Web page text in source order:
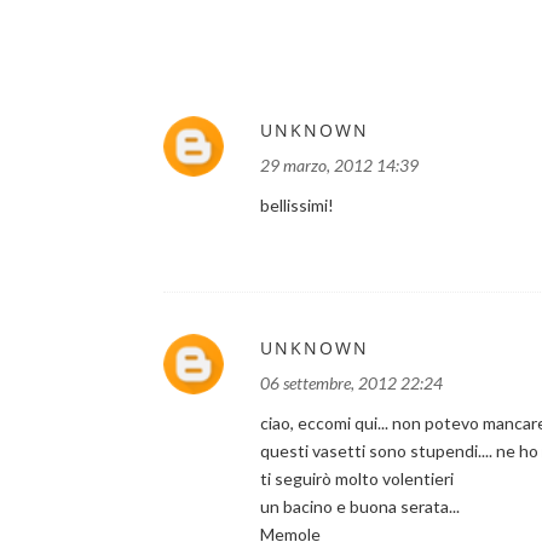
UNKNOWN
29 marzo, 2012 14:39
bellissimi!
UNKNOWN
06 settembre, 2012 22:24
ciao, eccomi qui... non potevo
questi vasetti sono stupendi.... ne ho
ti seguirò molto volentieri
un bacino e buona serata...
Memole